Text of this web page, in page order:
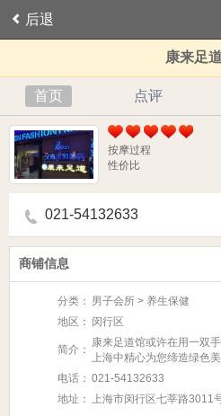
后退
康来足
首页 点评
按摩过程
性价比
021-54132633
商铺信息
分类： 男子会所 > 养生保健
地区： 闵行区
简介：
康来足道馆或许在用一双
上海中精心为您缔造绿色
电话： 021-54132633
地址： 上海市闵行区七莘路3011